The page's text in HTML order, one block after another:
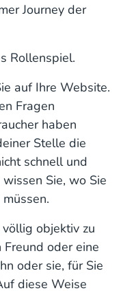
Journey der
Rollenspiel.
auf Ihre Website.
Fragen
haben
Stelle die
schnell und
Sie, wo Sie
objektiv zu
Freund oder eine
oder sie, für Sie
diese Weise